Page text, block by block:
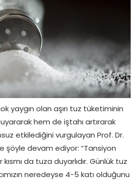
yaygın olan aşırı tuz tüketiminin
hem de iştahı artırarak
etkilediğini vurgulayan Prof. Dr.
şöyle devam ediyor: “Tansiyon
da tuza duyarlıdır. Günlük tuz
neredeyse 4-5 katı olduğunu